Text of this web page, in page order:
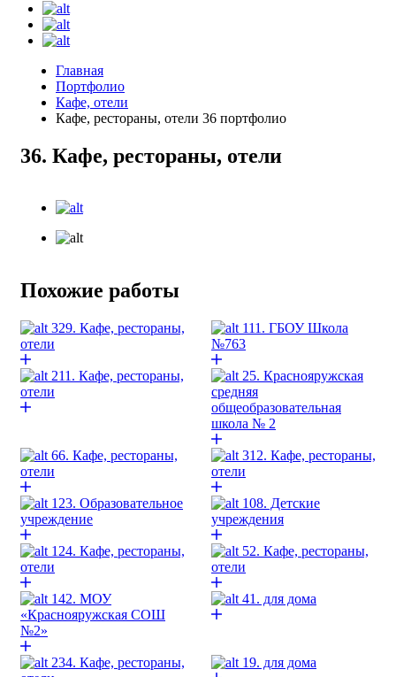
Главная
Портфолио
Кафе, отели
Кафе, рестораны, отели 36 портфолио
36. Кафе, рестораны, отели
Похожие работы
329. Кафе, рестораны,
отели
111. ГБОУ Школа
№763
211. Кафе, рестораны,
отели
25. Краснояружская
средняя
общеобразовательная
школа № 2
66. Кафе, рестораны,
отели
312. Кафе, рестораны,
отели
123. Образовательное
учреждение
108. Детские
учреждения
124. Кафе, рестораны,
отели
52. Кафе, рестораны,
отели
142. МОУ
«Краснояружская СОШ
№2»
41. для дома
234. Кафе, рестораны,
19. для дома